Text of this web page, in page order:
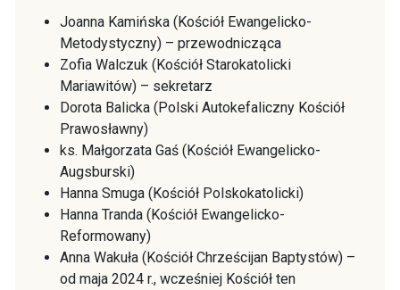
Joanna Kamińska (Kościół Ewangelicko-
Metodystyczny) – przewodnicząca
Zofia Walczuk (Kościół Starokatolicki
Mariawitów) – sekretarz
Dorota Balicka (Polski Autokefaliczny Kościół
Prawosławny)
ks. Małgorzata Gaś (Kościół Ewangelicko-
Augsburski)
Hanna Smuga (Kościół Polskokatolicki)
Hanna Tranda (Kościół Ewangelicko-
Reformowany)
Anna Wakuła (Kościół Chrześcijan Baptystów) –
od maja 2024 r., wcześniej Kościół ten